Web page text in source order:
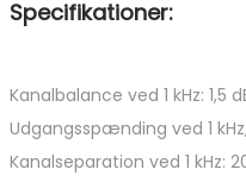
Specifikationer:
Kanalbalance ved 1 kHz: 1,5
Udgangsspænding ved 1
Kanalseparation ved 1 kHz: